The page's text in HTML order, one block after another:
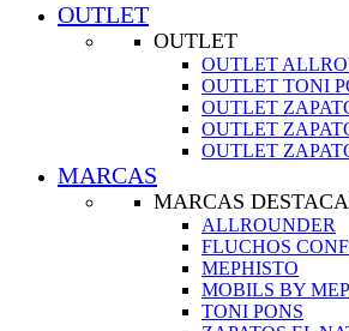
OUTLET
OUTLET
OUTLET
OUTLET TONI
OUTLET
OUTLET
OUTLET
MARCAS
MARCAS
ALLROUNDER
FLUCHOS
MEPHISTO
MOBILS BY
TONI PONS